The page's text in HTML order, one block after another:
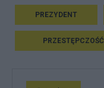
PREZYDENT
PRZESTĘPCZOŚĆ